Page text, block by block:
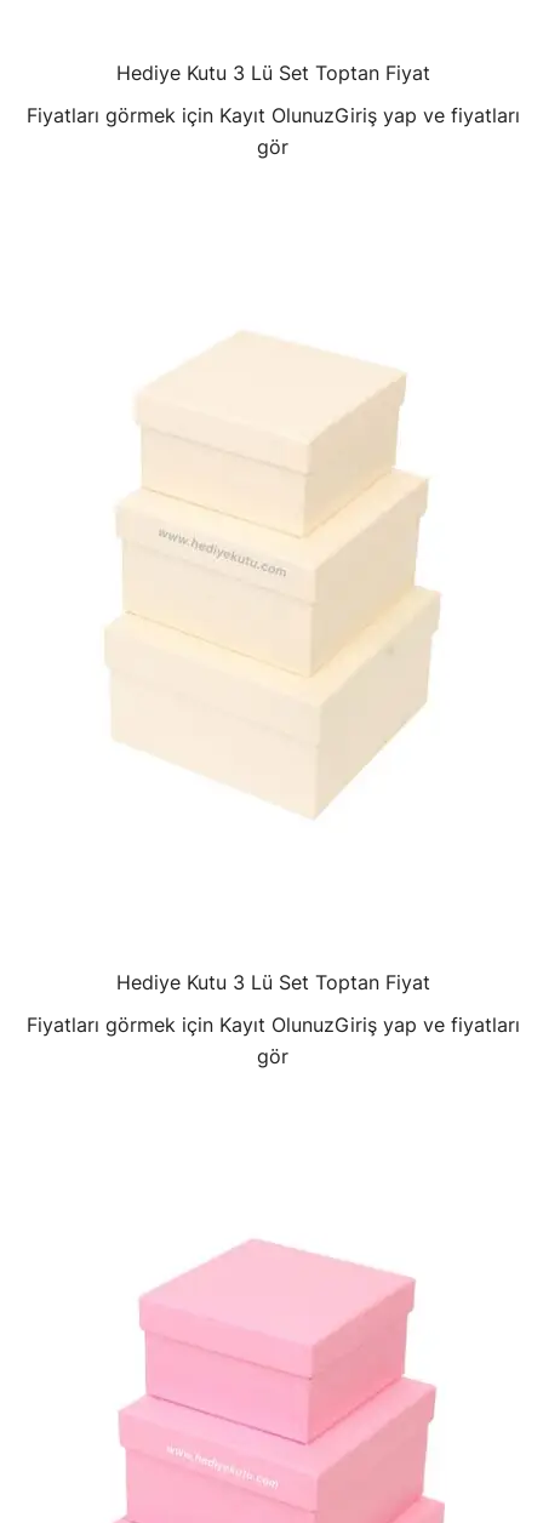
Hediye Kutu 3 Lü Set Toptan Fiyat
Fiyatları görmek için Kayıt OlunuzGiriş yap ve fiyatları
gör
Hediye Kutu 3 Lü Set Toptan Fiyat
Fiyatları görmek için Kayıt OlunuzGiriş yap ve fiyatları
gör